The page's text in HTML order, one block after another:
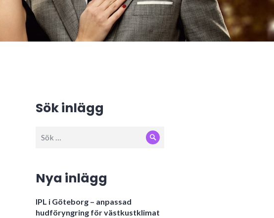
Sök inlägg
efter:
Sök
Nya inlägg
IPL i Göteborg – anpassad
hudföryngring för västkustklimat